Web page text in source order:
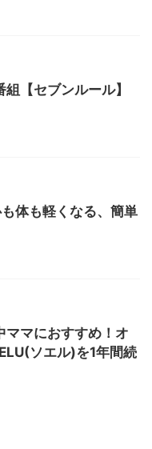
【セブンルール】
体も軽くなる、簡単
ママにおすすめ！オ
ソエル)を1年間続